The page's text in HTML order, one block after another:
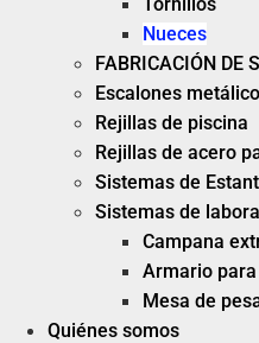
Nueces
FABRICACIÓN DE
Escalones
Rejillas de piscina
Rejillas de acero
Sistemas de
Sistemas de
Campana
Armario
Mesa de
Quiénes somos